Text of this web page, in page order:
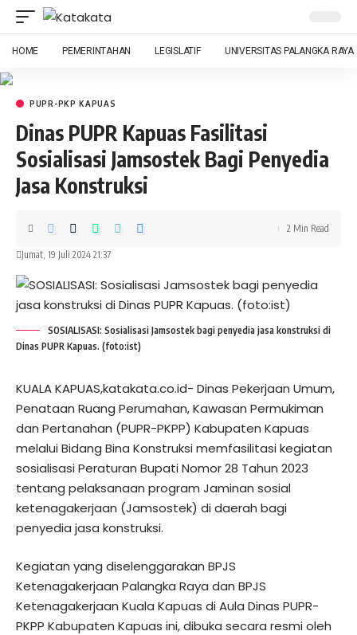
HOME PEMERINTAHAN LEGISLATIF UNIVERSITAS PALANGKA RAYA
PUPR-PKP KAPUAS
Dinas PUPR Kapuas Fasilitasi
Sosialisasi Jamsostek Bagi Penyedia
Jasa Konstruksi
Jumat, 19 Juli 2024 21:37
2 Min Read
SOSIALISASI: Sosialisasi Jamsostek bagi penyedia jasa konstruksi di
Dinas PUPR Kapuas. (foto:ist)
KUALA KAPUAS,katakata.co.id- Dinas Pekerjaan Umum,
Penataan Ruang Perumahan, Kawasan Permukiman
dan Pertanahan (PUPR-PKPP) Kabupaten Kapuas
melalui Bidang Bina Konstruksi memfasilitasi kegiatan
sosialisasi Peraturan Bupati Nomor 28 Tahun 2023
tentang pelaksanaan program Jaminan sosial
ketenagakerjaan (Jamsostek) di daerah bagi
penyedia jasa konstruksi.
Kegiatan yang diselenggarakan BPJS
Ketenagakerjaan Palangka Raya dan BPJS
Ketenagakerjaan Kuala Kapuas di Aula Dinas PUPR-
PKPP Kabupaten Kapuas ini, dibuka secara resmi oleh